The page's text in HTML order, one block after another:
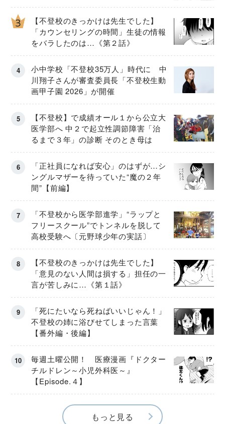
【不登校のきっかけは先生でした】
「カウンセリングの時間」生徒の情報
をバラしたのは…《第２話》
小中学校「不登校35万人」時代に 中
川翔子さんが審査委員長「不登校生動
画甲子園 2026」が開催
【不登校】で成績オール１から公立大
医学部へ 中２で起立性調節障害「治
るまで３年」の診断 そのとき母は
「正社員になれば安心」のはずが…シ
ングルマザーを待っていた“魔の２年
間”【前編】
「不登校から医学部進学」“ラップと
フリースクール”でトンネルを脱して
高校受験へ〔元野球少年の実話〕
【不登校のきっかけは先生でした】
「意見のない人間は損する」担任の一
言が苦しみに…《第１話》
「死にたいなら死ねばいいじゃん！」
不登校の姉に浴びせてしまった言葉
【番外編・後編】
毎週土曜公開！ 医療漫画『ドクター
チルドレン～小児外科医～』
【Episode.４】
もっと見る